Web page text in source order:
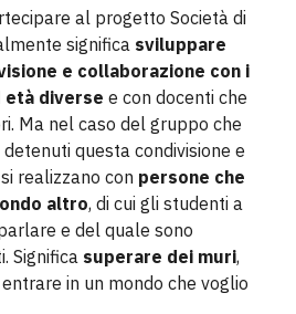
al progetto Società di
significa sviluppare
e collaborazione con i
età diverse e con docenti che
Ma nel caso del gruppo che
questa condivisione e
realizzano con persone che
altro, di cui gli studenti a
e del quale sono
Significa superare dei muri,
in un mondo che voglio